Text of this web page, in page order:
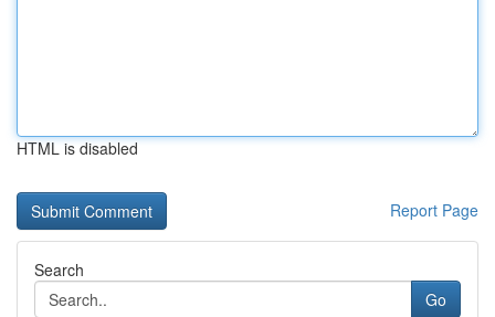
HTML is disabled
Report Page
Search
Go